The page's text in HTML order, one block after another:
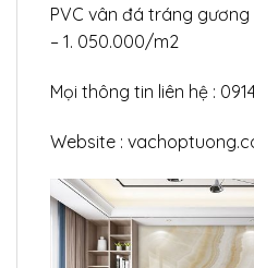
PVC vân đá tráng
– 1. 050.000/m2
Mọi thông tin liên hệ :
Website :